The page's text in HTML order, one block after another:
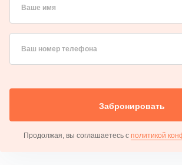
Ваше имя
Ваш номер телефона
Забронировать
Продолжая, вы соглашаетесь с политикой